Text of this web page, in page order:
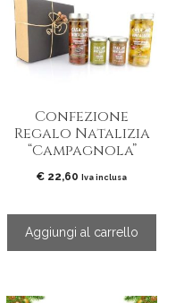
Confezione
Regalo Natalizia
“Campagnola”
€ 22,60 Iva inclusa
Aggiungi al carrello